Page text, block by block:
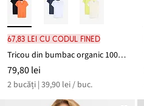
67,83 lei cu codul FINED
Tricou din bumbac organic 100% (set/2 buc.)
79,80 lei
2 bucăți | 39,90 lei / buc.